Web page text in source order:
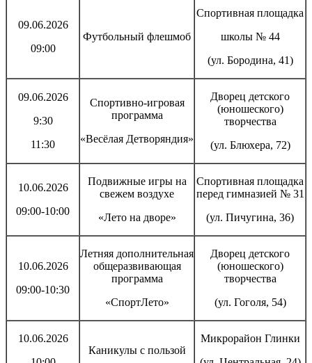
09.06.2026
09:00
Футбольный флешмоб
Спортивная площадка
школы № 44
(ул. Бородина, 41)
09.06.2026
9:30
11:30
Спортивно-игровая
программа
«Весёлая Детворяндия»
Дворец детского
(юношеского)
творчества
(ул. Блюхера, 72)
10.06.2026
09:00-10:00
Подвижные игры на
свежем воздухе
«Лето на дворе»
Спортивная площадка
перед гимназией № 31
(ул. Пичугина, 36)
10.06.2026
09:00-10:30
Летняя дополнительная
общеразвивающая
программа
«СпортЛето»
Дворец детского
(юношеского)
творчества
(ул. Гоголя, 54)
10.06.2026
Каникулы с пользой
Микрорайон Глинки